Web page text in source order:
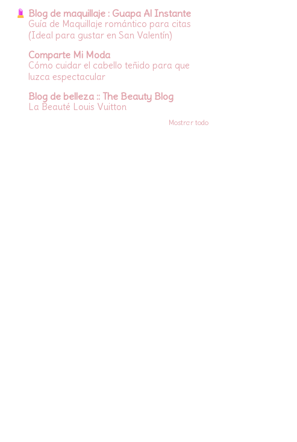
Blog de maquillaje : Guapa Al Instante
Guía de Maquillaje romántico para citas
(Ideal para gustar en San Valentín)
Comparte Mi Moda
Cómo cuidar el cabello teñido para que
luzca espectacular
Blog de belleza :: The Beauty Blog
La Beauté Louis Vuitton
Mostrar todo